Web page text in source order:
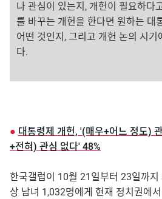
나 관심이 있는지, 개헌이 필요하다
를 바꾸는 개헌을 한다면 원하는 대
어떤 것인지, 그리고 개헌 논의 시기
다.
● 대통령제 개헌, '(매우+어느 정도)
+전혀) 관심 없다' 48%
한국갤럽이 10월 21일부터 23일까지
상 남녀 1,032명에게 현재 정치권에